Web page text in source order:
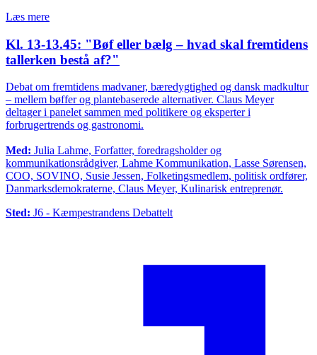
Læs mere
Kl. 13-13.45: "Bøf eller bælg – hvad skal fremtidens
tallerken bestå af?"
Debat om fremtidens madvaner, bæredygtighed og dansk madkultur
– mellem bøffer og plantebaserede alternativer. Claus Meyer
deltager i panelet sammen med politikere og eksperter i
forbrugertrends og gastronomi.
Med: Julia Lahme, Forfatter, foredragsholder og
kommunikationsrådgiver, Lahme Kommunikation, Lasse Sørensen,
COO, SOVINO, Susie Jessen, Folketingsmedlem, politisk ordfører,
Danmarksdemokraterne, Claus Meyer, Kulinarisk entreprenør.
Sted: J6 - Kæmpestrandens Debattelt